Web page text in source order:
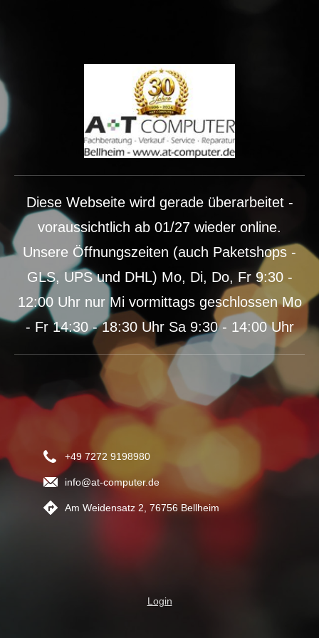
Diese Webseite wird gerade überarbeitet -
voraussichtlich ab 01/27 wieder online.
Unsere Öffnungszeiten (auch Paketshops -
GLS, UPS und DHL) Mo, Di, Do, Fr 9:30 -
12:00 Uhr nur Mi vormittags geschlossen Mo
- Fr 14:30 - 18:30 Uhr Sa 9:30 - 14:00 Uhr
+49 7272 9198980
info@at-computer.de
Am Weidensatz 2, 76756 Bellheim
Login